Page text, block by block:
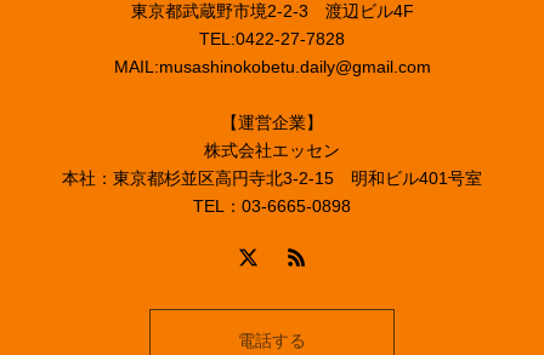
東京都武蔵野市境2-2-3 渡辺ビル4F
TEL:0422-27-7828
MAIL:musashinokobetu.daily@gmail.com
【運営企業】
株式会社エッセン
本社：東京都杉並区高円寺北3-2-15 明和ビル401号室
TEL：03-6665-0898
電話する